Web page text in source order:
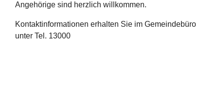
Angehörige sind herzlich willkommen.
Kontaktinformationen erhalten Sie im Gemeindebüro
unter Tel. 13000